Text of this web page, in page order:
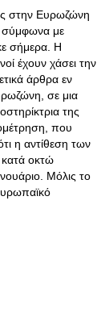
στην Ευρωζώνη
σύμφωνα με
σήμερα. Η
έχουν χάσει την
άρθρα εν
σε μια
της
που
η αντίθεση των
οκτώ
Μόλις το